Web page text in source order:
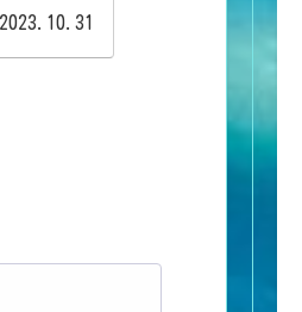
2023.10.31